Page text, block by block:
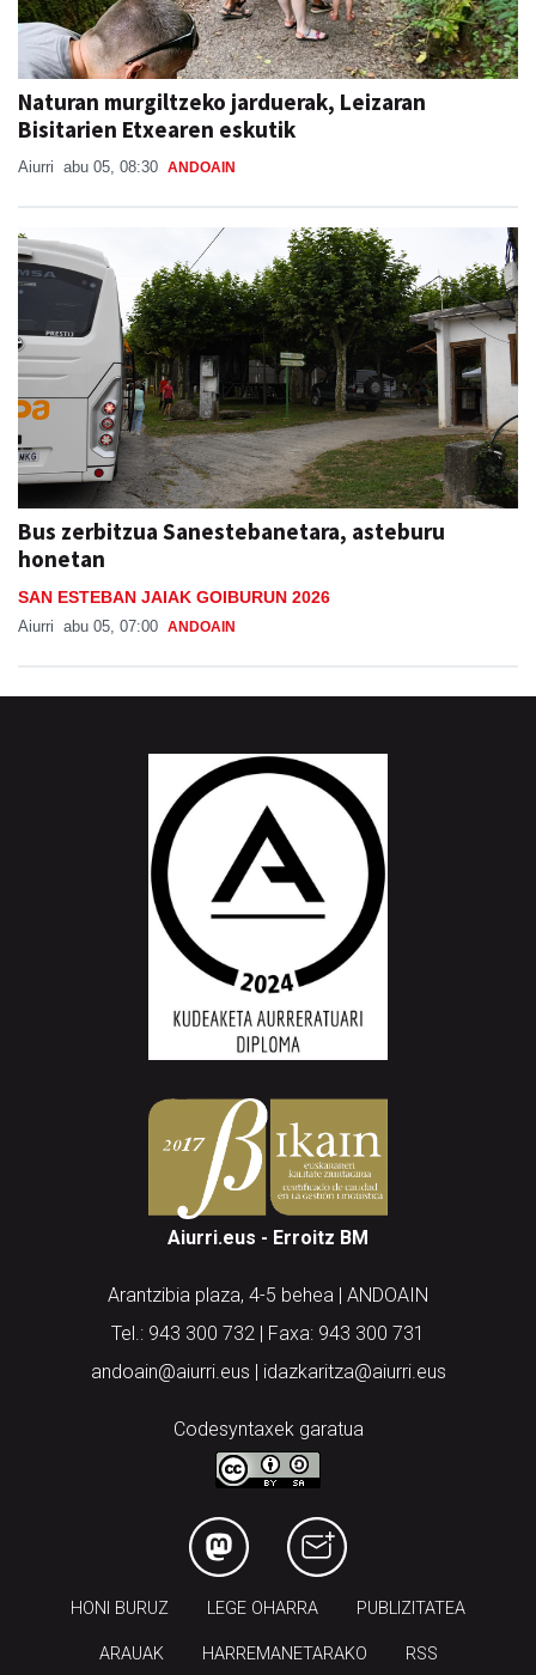
Naturan murgiltzeko jarduerak, Leizaran
Bisitarien Etxearen eskutik
Aiurri abu 05, 08:30 ANDOAIN
Bus zerbitzua Sanestebanetara, asteburu
honetan
SAN ESTEBAN JAIAK GOIBURUN 2026
Aiurri abu 05, 07:00 ANDOAIN
Aiurri.eus - Erroitz BM
Arantzibia plaza, 4-5 behea | ANDOAIN
Tel.: 943 300 732 | Faxa: 943 300 731
andoain@aiurri.eus | idazkaritza@aiurri.eus
Codesyntaxek garatua
HONI BURUZ LEGE OHARRA PUBLIZITATEA
ARAUAK HARREMANETARAKO RSS